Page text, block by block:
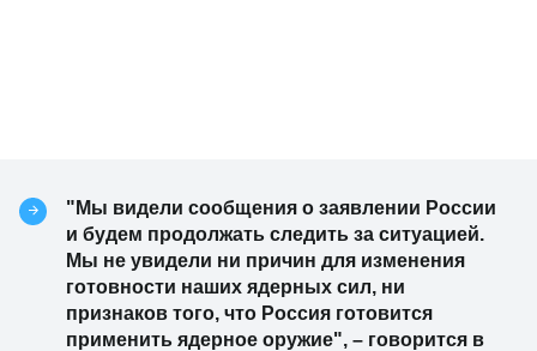
"Мы видели сообщения о заявлении России
и будем продолжать следить за ситуацией.
Мы не увидели ни причин для изменения
готовности наших ядерных сил, ни
признаков того, что Россия готовится
применить ядерное оружие", – говорится в